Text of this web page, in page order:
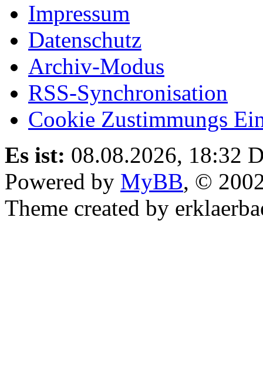
Impressum
Datenschutz
Archiv-Modus
RSS-Synchronisation
Cookie Zustimmungs
Es ist: 08.08.2026, 18:32
Powered by MyBB, ©
Theme created by